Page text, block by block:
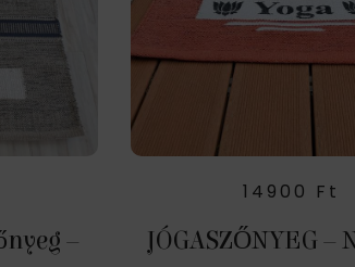
–
14900 Ft
JÓGASZŐNYEG –